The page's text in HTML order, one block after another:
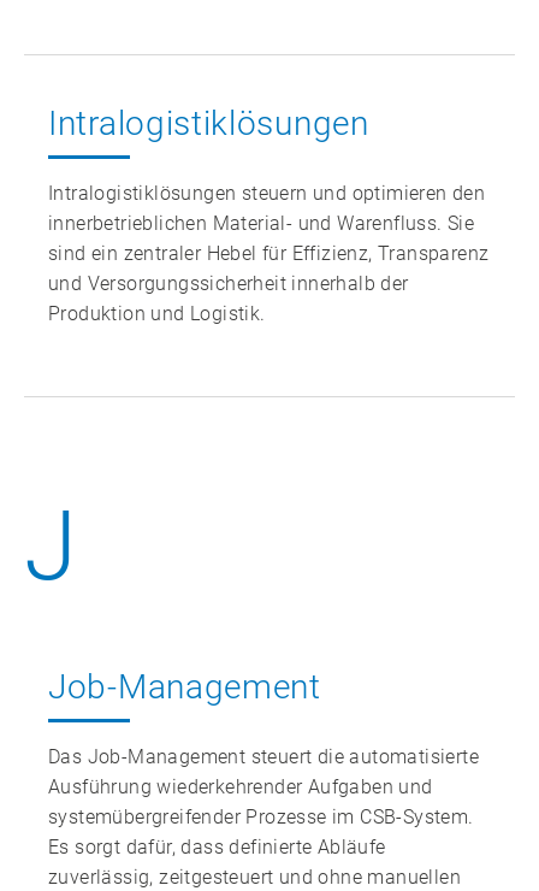
Intralogistiklösungen
Intralogistiklösungen steuern und optimieren den
innerbetrieblichen Material‑ und Warenfluss. Sie
sind ein zentraler Hebel für Effizienz, Transparenz
und Versorgungssicherheit innerhalb der
Produktion und Logistik.
J
Job‑Management
Das Job‑Management steuert die automatisierte
Ausführung wiederkehrender Aufgaben und
systemübergreifender Prozesse im CSB‑System.
Es sorgt dafür, dass definierte Abläufe
zuverlässig, zeitgesteuert und ohne manuellen